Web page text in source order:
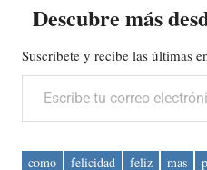
Descubre más
Suscríbete y recibe las últimas
Escribe tu correo electrónico…
como felicidad feliz mas